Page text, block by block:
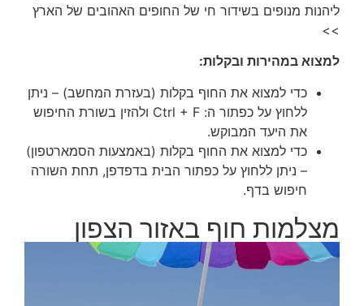
ליהנות מנופים בשידור חי של החופים האהובים של הארץ
>>
למצוא במהירות ובקלות:
כדי למצוא את החוף בקלות (בעזרת המחשב) – ניתן
ללחוץ על כפתור ה: Ctrl + F ולהזין בשורת החיפוש
את היעד המבוקש.
כדי למצוא את החוף בקלות (באמצעות הסמארטפון)
– ניתן ללחוץ על כפתור הבית בדפדפן, תחת השורה
חיפוש בדף.
מצלמות חוף באזור הצפון